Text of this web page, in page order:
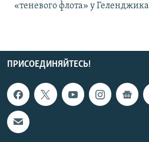
«теневого флота» у Геленджика
ПРИСОЕДИНЯЙТЕСЬ!